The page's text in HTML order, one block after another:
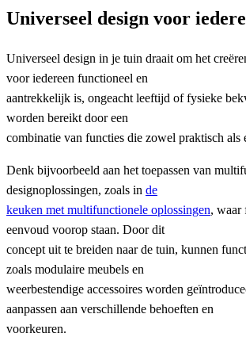
Universeel design voor
Universeel design in je tuin draait om het
voor iedereen functioneel en
aantrekkelijk is, ongeacht leeftijd of fysieke
worden bereikt door een
combinatie van functies die zowel praktisch als
Denk bijvoorbeeld aan het toepassen van
designoplossingen, zoals in de
keuken met multifunctionele oplossingen, waar
eenvoud voorop staan. Door dit
concept uit te breiden naar de tuin, kunnen
zoals modulaire meubels en
weerbestendige accessoires worden
aanpassen aan verschillende behoeften en
voorkeuren.